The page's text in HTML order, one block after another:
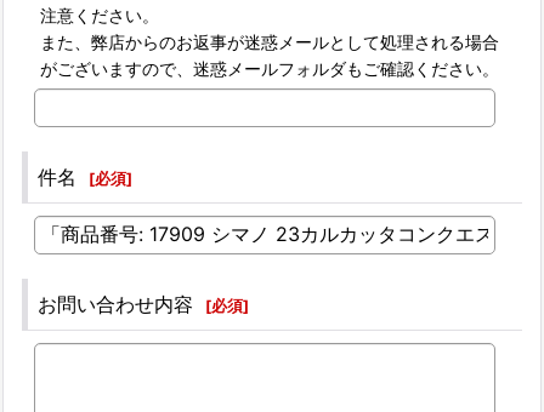
注意ください。
また、弊店からのお返事が迷惑メールとして処理される場合
がございますので、迷惑メールフォルダもご確認ください。
件名 [必須]
お問い合わせ内容 [必須]